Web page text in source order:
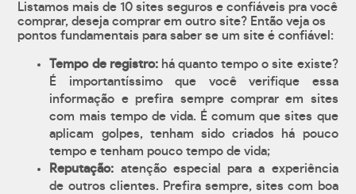
Listamos mais de 10 sites seguros e confiáveis pra você
comprar, deseja comprar em outro site? Então veja os
pontos fundamentais para saber se um site é confiável:
Tempo de registro:há quanto tempo o site existe?
É importantíssimo que você verifique essa
informação e prefira sempre comprar em sites
com mais tempo de vida. É comum que sites que
aplicam golpes, tenham sido criados há pouco
tempo e tenham pouco tempo de vida;
Reputação: atenção especial para a experiência
de outros clientes. Prefira sempre, sites com boa